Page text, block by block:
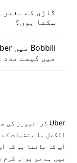
سکتا ہوں؟
میں کیسے مدد
الکحل یا منشیات
آپ کا ماننا ہو کہ
میں ہے تو براہِ